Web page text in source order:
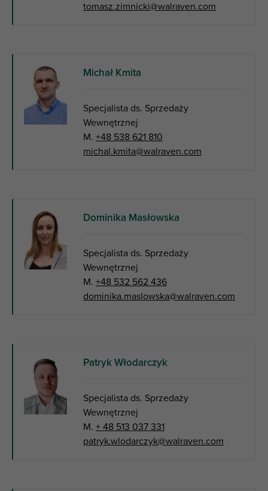
tomasz.zimnicki@walraven.com
Michał Kmita
Specjalista ds. Sprzedaży
Wewnętrznej
M. +48 538 621 810
michal.kmita@walraven.com
Dominika Masłowska
Specjalista ds. Sprzedaży
Wewnętrznej
M. +48 532 562 436
dominika.maslowska@walraven.com
Patryk Włodarczyk
Specjalista ds. Sprzedaży
Wewnętrznej
M. + 48 513 037 331
patryk.wlodarczyk@walraven.com